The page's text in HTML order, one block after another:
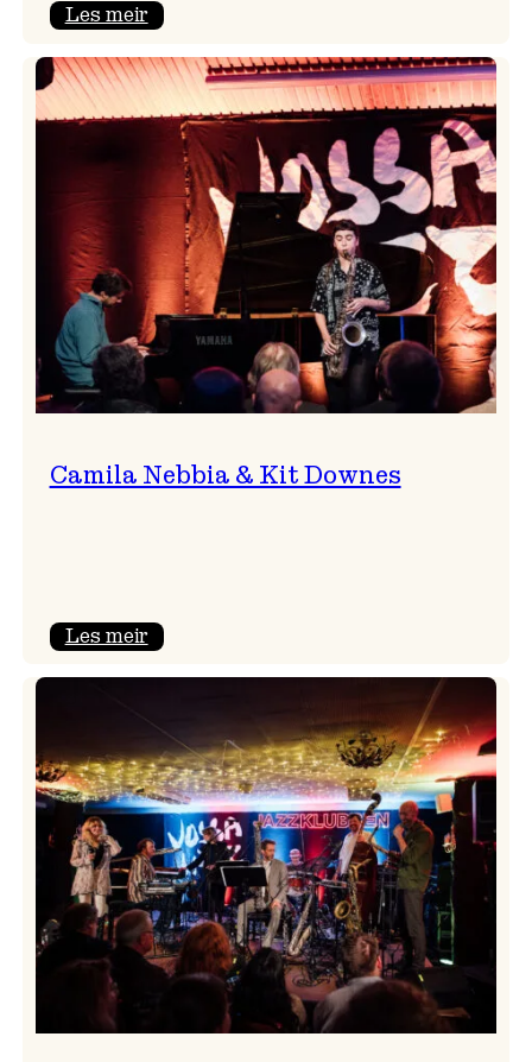
Les meir:
ein
Vossa
Jazz
utan
Badnajazz!
Camila Nebbia & Kit Downes
Les meir:
&
Kit
Downes